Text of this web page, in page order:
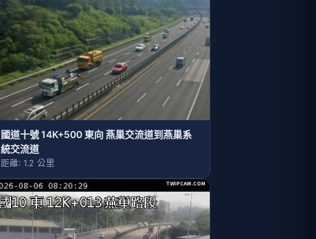
國道十號 14K+500 東向 燕巢交流道到燕巢系
統交流道
距離: 1.2 公里